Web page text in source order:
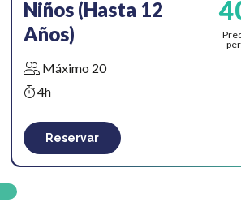
Niños (Hasta 12
Años)
Máximo 20
4h
Reservar